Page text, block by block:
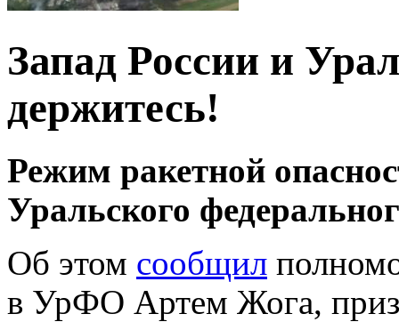
Запад России и
держитесь!
Режим ракетной
Уральского
Об этом сообщил
в УрФО Артем Жога,